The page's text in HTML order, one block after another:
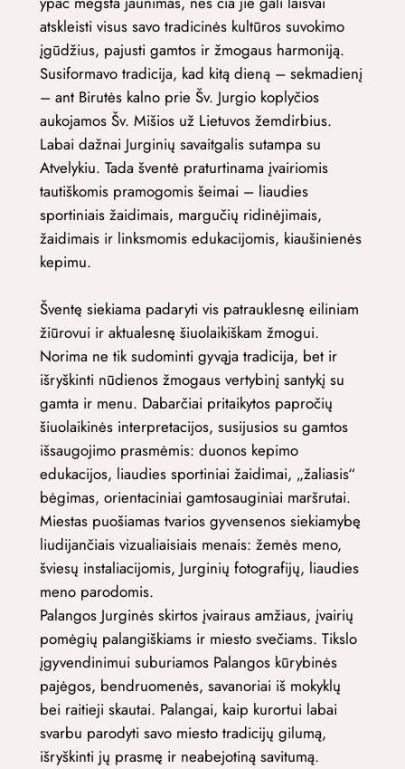
atskleisti visus savo tradicinės kultūros suvokimo
įgūdžius, pajusti gamtos ir žmogaus harmoniją.
Susiformavo tradicija, kad kitą dieną – sekmadienį
– ant Birutės kalno prie Šv. Jurgio koplyčios
aukojamos Šv. Mišios už Lietuvos žemdirbius.
Labai dažnai Jurginių savaitgalis sutampa su
Atvelykiu. Tada šventė praturtinama įvairiomis
tautiškomis pramogomis šeimai – liaudies
sportiniais žaidimais, margučių ridinėjimais,
žaidimais ir linksmomis edukacijomis, kiaušinienės
kepimu.
Šventę siekiama padaryti vis patrauklesnę eiliniam
žiūrovui ir aktualesnę šiuolaikiškam žmogui.
Norima ne tik sudominti gyvąja tradicija, bet ir
išryškinti nūdienos žmogaus vertybinį santykį su
gamta ir menu. Dabarčiai pritaikytos papročių
šiuolaikinės interpretacijos, susijusios su gamtos
išsaugojimo prasmėmis: duonos kepimo
edukacijos, liaudies sportiniai žaidimai, „žaliasis“
bėgimas, orientaciniai gamtosauginiai maršrutai.
Miestas puošiamas tvarios gyvensenos siekiamybę
liudijančiais vizualiaisiais menais: žemės meno,
šviesų instaliacijomis, Jurginių fotografijų, liaudies
meno parodomis.
Palangos Jurginės skirtos įvairaus amžiaus, įvairių
pomėgių palangiškiams ir miesto svečiams. Tikslo
įgyvendinimui suburiamos Palangos kūrybinės
pajėgos, bendruomenės, savanoriai iš mokyklų
bei raitieji skautai. Palangai, kaip kurortui labai
svarbu parodyti savo miesto tradicijų gilumą,
išryškinti jų prasmę ir neabejotiną savitumą.